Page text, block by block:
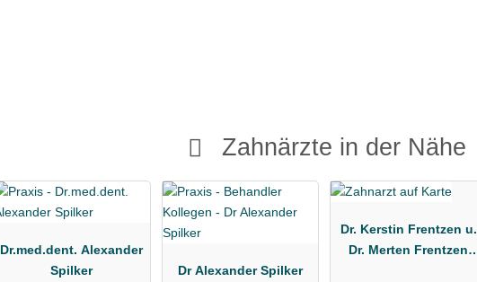
Zahnärzte in der Nähe
Dr.med.dent. Alexander
Spilker
Dr Alexander Spilker
Dr. Kerstin Frentzen u.
Dr. Merten Frentzen